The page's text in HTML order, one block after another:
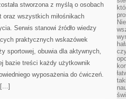
stworzona z myślą o osobach
oraz wszystkich miłośnikach
Serwis stanowi źródło wiedzy
praktycznych wskazówek
sportowej, obuwia dla aktywnych,
bazie treści każdy użytkownik
wyposażenia do ćwiczeń.
[…]